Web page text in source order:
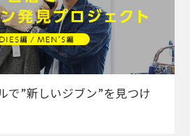
で”新しいジブン”を見つけ